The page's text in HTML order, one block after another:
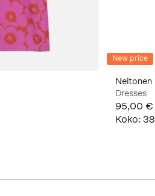
New price
Neitonen
Dresses
95,00 €
Koko: 38